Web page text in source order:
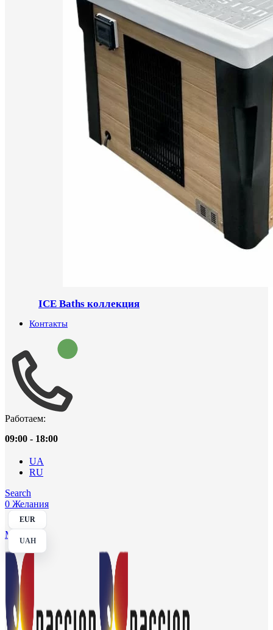
ICE Baths коллекция
Контакты
Работаем:
09:00 - 18:00
UA
RU
Search
0 Желания
EUR
UAH
Menu